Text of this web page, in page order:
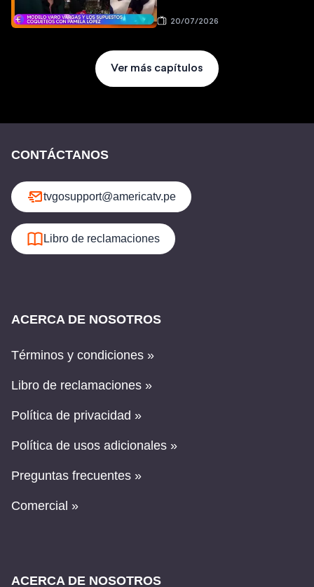
20/07/2026
Ver más capítulos
CONTÁCTANOS
tvgosupport@americatv.pe
Libro de reclamaciones
ACERCA DE NOSOTROS
Términos y condiciones »
Libro de reclamaciones »
Política de privacidad »
Política de usos adicionales »
Preguntas frecuentes »
Comercial »
ACERCA DE NOSOTROS